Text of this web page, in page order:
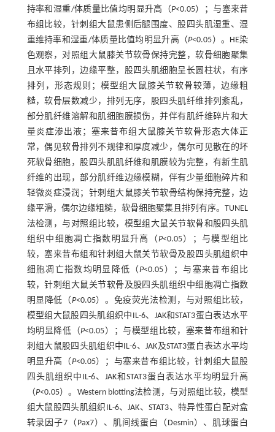
持率和湿重/体质量比值均明显升高（P<0.05）；与塞来昔
布组比较，针刺组大鼠患侧后腿围度、股四头肌湿重、湿
重维持率和湿重/体质量比值均明显升高（P<0.05）。HE染
色观察，对照组大鼠膝关节软骨保持完整，软骨细胞聚集
且水平排列，边缘平整，股四头肌细胞呈长圆柱状，有序
排列，形态规则；模型组大鼠膝关节软骨较薄，边缘粗
糙，软骨层数减少，排列无序，股四头肌纤维排列紊乱，
部分肌纤维溶解和肌细胞膜损伤，并伴有肌纤维碎片和大
量炎症渗出液；塞来昔布组大鼠膝关节软骨形态大体正
常，偶见软骨排列不规律和厚度减少，偶尔可见散在的坏
死软骨细胞，股四头肌肌纤维和肌膜较为完整，有新生肌
纤维的出现，部分肌纤维边缘模糊，伴有少量细胞碎片和
轻微炎症浸润；针刺组大鼠膝关节软骨结构保持完整，边
缘平滑，偶尔边缘粗糙，软骨细胞聚集且排列有序。TUNEL
法检测，与对照组比较，模型组大鼠关节软骨和股四头肌
组织中细胞凋亡指数明显升高（P<0.05）；与模型组比
较，塞来昔布组和针刺组大鼠关节软骨及股四头肌组织中
细胞凋亡指数均明显降低（P<0.05）；与塞来昔布组比
较，针刺组大鼠关节软骨及股四头肌组织中细胞凋亡指数
明显降低（P<0.05）。免疫荧光法检测，与对照组比较，
模型组大鼠股四头肌组织中IL-6、JAK和STAT3蛋白表达水平
均明显降低（P<0.05）；与模型组比较，塞来昔布组和针
刺组大鼠股四头肌组织中IL-6、JAK及STAT3蛋白表达水平均
明显升高（P<0.05）；与塞来昔布组比较，针刺组大鼠股
四头肌组织中IL-6、JAK和STAT3蛋白表达水平均明显升高
（P<0.05）。Western blotting法检测，与对照组比较，模型
组大鼠股四头肌组织IL-6、JAK、STAT3、特异性蛋白配对盒
转录因子7（Pax7）、肌间线蛋白（Desmin）、肌球蛋白